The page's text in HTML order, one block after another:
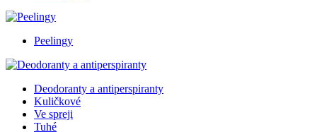
Peelingy
Deodoranty a antiperspiranty
Kuličkové
Ve spreji
Tuhé